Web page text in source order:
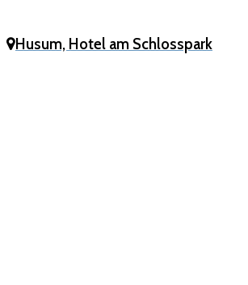
Husum, Hotel am Schlosspark